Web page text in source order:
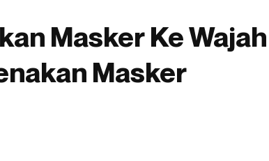
Masker Ke Wajah
Masker